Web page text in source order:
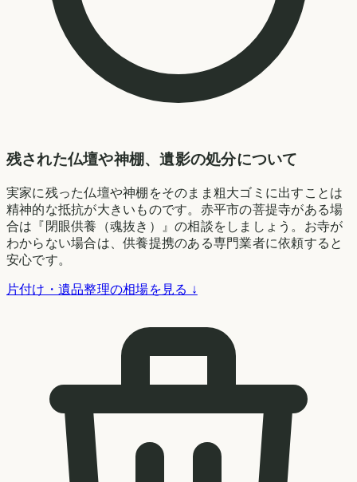
残された仏壇や神棚、遺影の処分について
実家に残った仏壇や神棚をそのまま粗大ゴミに出すことは
精神的な抵抗が大きいものです。赤平市の菩提寺がある場
合は『閉眼供養（魂抜き）』の相談をしましょう。お寺が
わからない場合は、供養提携のある専門業者に依頼すると
安心です。
片付け・遺品整理の相場を見る ↓